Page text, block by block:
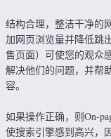
结构合理，整洁干净的
加网页浏览量并降低跳
售页面）可使您的观众
解决他们的问题，并帮
容。
如果操作正确，则On-
使搜索引擎感到高兴，